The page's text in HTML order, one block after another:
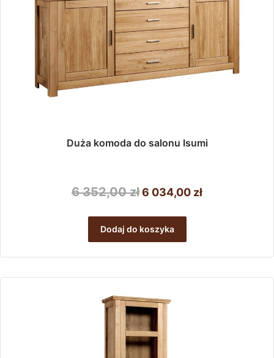
Duża komoda do salonu Isumi
6 352,00złPierwotna
wynosiła:
6
352,00 zł.
6 034,00 złAktualna
034,00 zł.
Dodaj do koszyka